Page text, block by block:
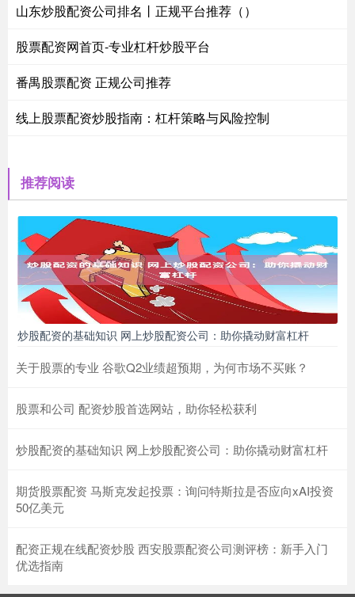
山东炒股配资公司排名丨正规平台推荐（）
股票配资网首页-专业杠杆炒股平台
番禺股票配资 正规公司推荐
线上股票配资炒股指南：杠杆策略与风险控制
推荐阅读
炒股配资的基础知识 网上炒股配资公司：助你撬动财富杠杆
关于股票的专业 谷歌Q2业绩超预期，为何市场不买账？
股票和公司 配资炒股首选网站，助你轻松获利
炒股配资的基础知识 网上炒股配资公司：助你撬动财富杠杆
期货股票配资 马斯克发起投票：询问特斯拉是否应向xAI投资
50亿美元
配资正规在线配资炒股 西安股票配资公司测评榜：新手入门
优选指南